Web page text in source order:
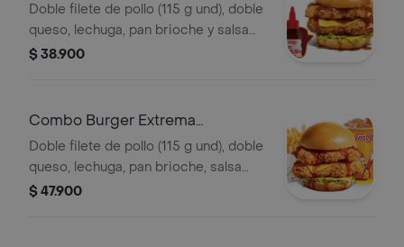
Doble filete de pollo (115 g und), doble
queso, lechuga, pan brioche y salsa
sweet Carolina
$ 38.900
Combo Burger Extrema
Polynesian Beach
Doble filete de pollo (115 g und), doble
queso, lechuga, pan brioche, salsa
Polynesian beach, francesa mediana
$ 47.900